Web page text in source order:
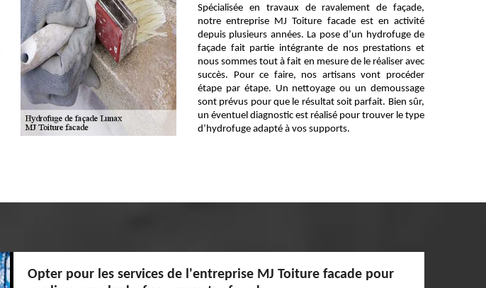
Spécialisée en travaux de ravalement de façade,
notre entreprise MJ Toiture facade est en activité
depuis plusieurs années. La pose d’un hydrofuge de
façade fait partie intégrante de nos prestations et
nous sommes tout à fait en mesure de le réaliser avec
succès. Pour ce faire, nos artisans vont procéder
étape par étape. Un nettoyage ou un demoussage
sont prévus pour que le résultat soit parfait. Bien sûr,
un éventuel diagnostic est réalisé pour trouver le type
d’hydrofuge adapté à vos supports.
Opter pour les services de l'entreprise MJ Toiture facade pour